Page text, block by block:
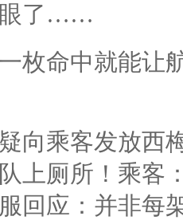
眼了……
枚命中就能让
向乘客发放西
上厕所！乘客
回应：并非每